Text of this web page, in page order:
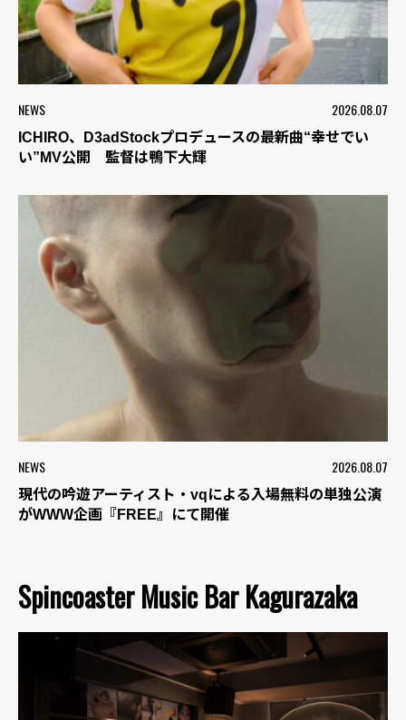
NEWS 2026.08.07
ICHIRO、D3adStockプロデュースの最新曲“幸せでい
い”MV公開 監督は鴨下大輝
NEWS 2026.08.07
現代の吟遊アーティスト・vqによる入場無料の単独公演
がWWW企画『FREE』にて開催
Spincoaster Music Bar Kagurazaka